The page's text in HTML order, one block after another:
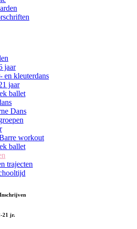
jaar
en kleuterdans
jaar
ballet
Dans
workout
ballet
trajecten
21 jr.